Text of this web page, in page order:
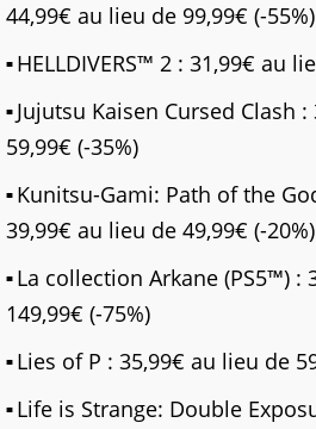
44,99€ au lieu de 99,99€ (-55%)
HELLDIVERS™ 2 : 31,99€ au
Jujutsu Kaisen Cursed Clash
59,99€ (-35%)
Kunitsu-Gami: Path of the
39,99€ au lieu de 49,99€ (-20%)
La collection Arkane (PS5™) :
149,99€ (-75%)
Lies of P : 35,99€ au lieu de
Life is Strange: Double